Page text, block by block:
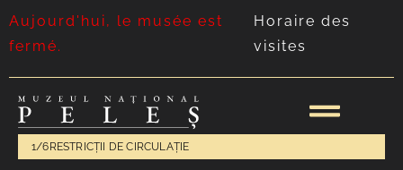
Aujourd'hui, le musée est
fermé.
Horaire des
visites
1/6 RESTRICȚII DE CIRCULAȚIE